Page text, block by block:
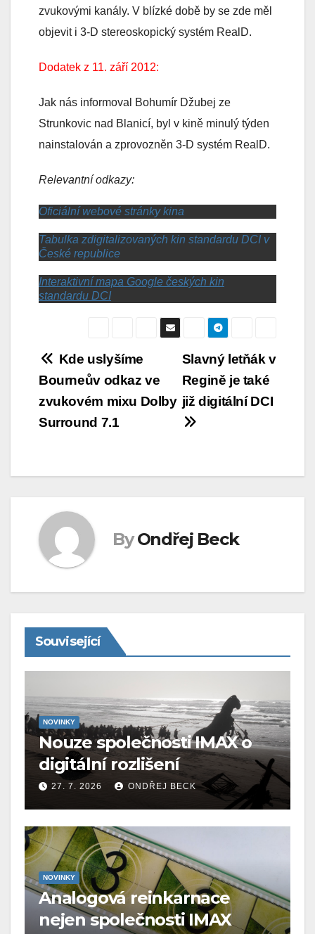
zvukovými kanály. V blízké době by se zde měl
objevit i 3-D stereoskopický systém RealD.
Dodatek z 11. září 2012:
Jak nás informoval Bohumír Džubej ze
Strunkovic nad Blanicí, byl v kině minulý týden
nainstalován a zprovozněn 3-D systém RealD.
Relevantní odkazy:
Oficiální webové stránky kina
Tabulka zdigitalizovaných kin standardu DCI v
České republice
Interaktivní mapa Google českých kin
standardu DCI
Navigace
pro
příspěvek
Slavný letňák v
Regině je také
již digitální DCI
Kde uslyšíme
Bourneův odkaz ve
zvukovém mixu Dolby
Surround 7.1
By Ondřej Beck
Související
NOVINKY
Nouze společnosti IMAX o
digitální rozlišení
27. 7. 2026 ONDŘEJ BECK
NOVINKY
Analogová reinkarnace
nejen společnosti IMAX